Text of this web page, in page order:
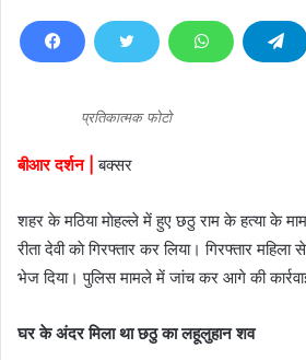
d
n
i
l
प्रतिकात्मक फोटो
बीआर दर्शन | बक्सर
शहर के मठिया माेहल्ले में हुए छठु राम के हत्या के
रीता देवी काे गिरफ्तार कर लिया। गिरफ्तार
भेज दिया। पुलिस मामले में जांच कर आगे की
घर के अंदर मिला था छठु का लहूलुहान शव